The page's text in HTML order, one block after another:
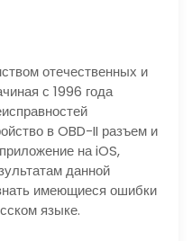
отечественных и
с 1996 года
в OBD-II разъем и
на iOS,
данной
имеющиеся ошибки
языке.